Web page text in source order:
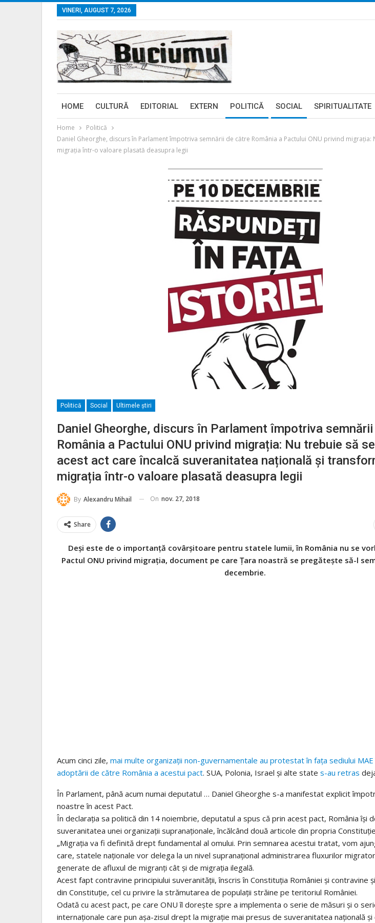
VINERI, AUGUST 7, 2026
HOME CULTURĂ EDITORIAL EXTERN POLITICĂ SOCIAL SPIRITUALITATE
Home
Politică
Daniel Gheorghe, discurs în Parlament împotriva semnării de către România a Pactului ONU privind
migrația într-o valoare plasată deasupra legii
Politică Social Ultimele ştiri
Daniel Gheorghe, discurs în Parlament împotriva
România a Pactului ONU privind migrația: Nu trebuie să
acest act care încalcă suveranitatea națională și
migrația într-o valoare plasată deasupra legii
By Alexandru Mihail On nov. 27, 2018
Share
Deși este de o importanță covârșitoare pentru statele lumii, în România nu se
Pactul ONU privind migrația, document pe care Țara noastră se pregătește să-l
decembrie.
Acum cinci zile, mai multe organizații non-guvernamentale au protestat în fața sediului
adoptării de către România a acestui pact. SUA, Polonia, Israel și alte state s-au retras
În Parlament, până acum numai deputatul … Daniel Gheorghe s-a manifestat explicit
noastre în acest Pact.
În declarația sa politică din 14 noiembrie, deputatul a spus că prin acest pact, România își
suveranitatea unei organizații supranaționale, încălcând două articole din propria
„Migrația va fi definită drept fundamental al omului. Prin semnarea acestui tratat, vom
care, statele naționale vor delega la un nivel supranațional administrarea fluxurilor
generate de afluxul de migranți cât și de migrația ilegală.
Acest fapt contravine principiului suveranității, înscris în Constituția României și contravine
din Constituție, cel cu privire la strămutarea de populații străine pe teritoriul României.
Odată cu acest pact, pe care ONU îl dorește spre a implementa o serie de măsuri și o
internaționale care pun așa-zisul drept la migrație mai presus de suveranitatea națională